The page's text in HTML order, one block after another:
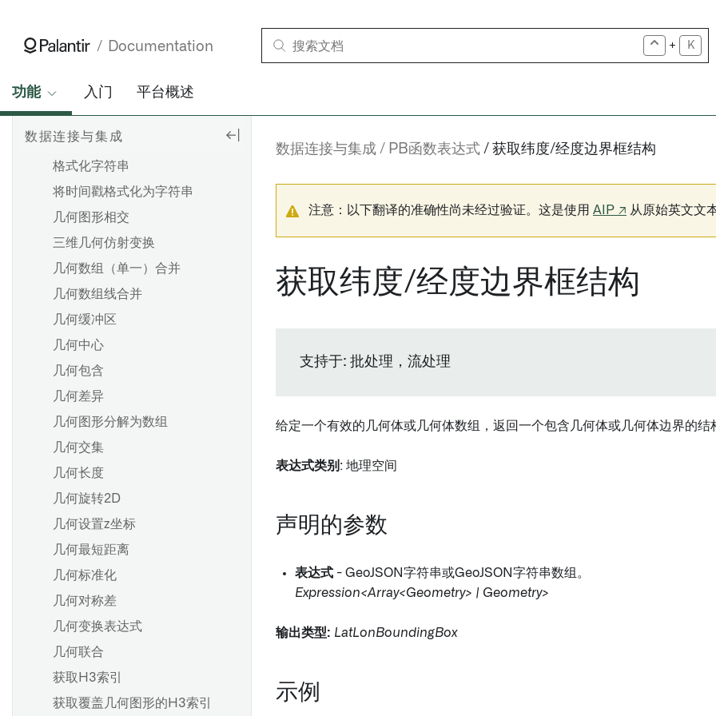
Documentation + K
功能 入门 平台概述
数据连接与集成
First
Floor
将日期格式化为字符串
数字格式化
格式化字符串
将时间戳格式化为字符串
几何图形相交
三维几何仿射变换
几何数组（单一）合并
几何数组线合并
几何缓冲区
几何中心
几何包含
几何差异
几何图形分解为数组
几何交集
几何长度
几何旋转2D
几何设置z坐标
几何最短距离
几何标准化
几何对称差
几何变换表达式
几何联合
获取H3索引
获取覆盖几何图形的H3索引
数据连接与集成 PB函数表达式 获取纬度/经度边界框结构
注意：以下翻译的准确性尚未经过验证。这是使用 AIP ↗ 从原始英文文
获取纬度/经度边界框结构
支持于: 批处理，流处理
给定一个有效的几何体或几何体数组，返回一个包含几何体或几何体边界的结
表达式类别 : 地理空间
声明的参数
表达式 - GeoJSON字符串或GeoJSON字符串数组。
Expression<Array<Geometry> | Geometry>
输出类型: LatLonBoundingBox
示例